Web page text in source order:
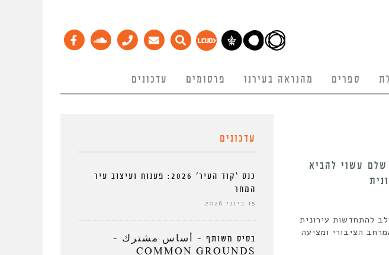
ספרים מהנראה בעירנו פרסומים עדכונים
שלם עשוי להביא
להתחדשות עירונית
הציבורי ומציעה
עדכונים
כנס ‘קוד העיר’ 2026: פענוח ועיצוב עיר
המחר
15 ביוני 2026
בסיס משותף – أساس مشترك –
COMMON GROUNDS